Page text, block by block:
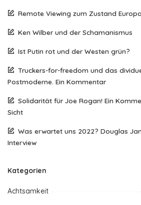
Remote Viewing zum Zustand
Ken Wilber und der Schamanismus
Ist Putin rot und der Westen grün?
Truckers-for-freedom und das
Postmoderne. Ein Kommentar
Solidarität für Joe Rogan! Ein
Sicht
Was erwartet uns 2022? Douglas
Interview
Kategorien
Achtsamkeit